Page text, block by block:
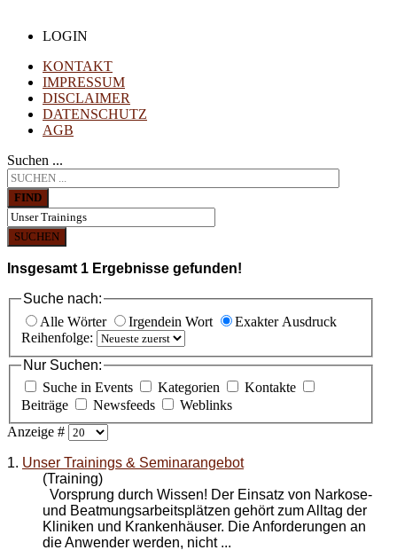
LOGIN
KONTAKT
IMPRESSUM
DISCLAIMER
DATENSCHUTZ
AGB
Suchen ...
FIND
SUCHEN
Insgesamt 1 Ergebnisse gefunden!
Suche nach:
Alle Wörter
Irgendein Wort
Exakter Ausdruck
Reihenfolge:
Nur Suchen:
Suche in Events
Kategorien
Kontakte
Beiträge
Newsfeeds
Weblinks
Anzeige #
1. Unser Trainings & Seminarangebot
(Training)
Vorsprung durch Wissen! Der Einsatz von Narkose-
und Beatmungsarbeitsplätzen gehört zum Alltag der
Kliniken und Krankenhäuser. Die Anforderungen an
die Anwender werden, nicht ...